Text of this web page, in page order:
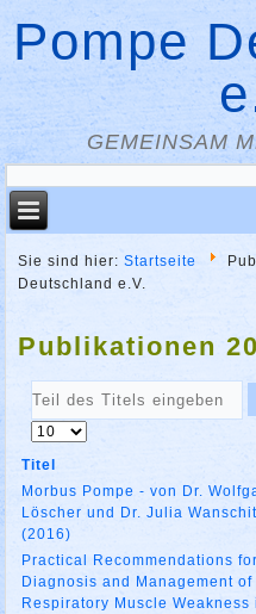
Pompe
GEMEINSAM
Sie sind hier:Startseite
Deutschland e.V.
Publikationen
Teil
Titels
eingeben
Anzeige
Titel
Morbus Pompe - von Dr.
Löscher und Dr. Julia
(2016)
Practical Recommendations for
Diagnosis and Management of
Respiratory Muscle Weakness